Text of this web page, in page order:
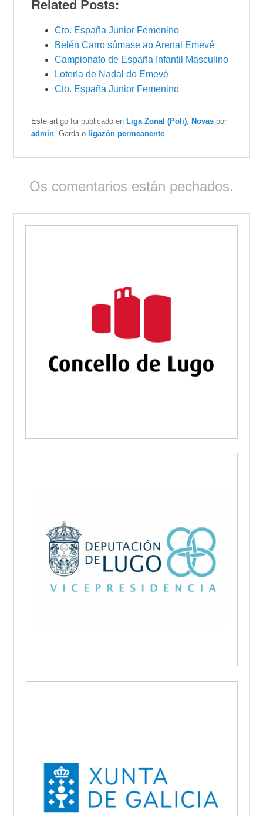
Related Posts:
Cto. España Junior Femenino
Belén Carro súmase ao Arenal Emevé
Campionato de España Infantil Masculino
Lotería de Nadal do Emevé
Cto. España Junior Femenino
Este artigo foi publicado en Liga Zonal (Poli) Novas por
admin . Garda o ligazón permeanente
Os comentarios están pechados.